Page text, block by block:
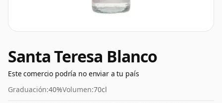
Santa Teresa Blanco
Este comercio podría no enviar a tu país
Graduación:40%Volumen:70cl